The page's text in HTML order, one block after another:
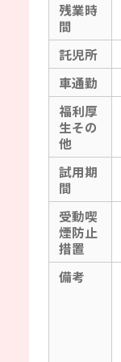
残業時
間
託児所
車通勤
福利厚
生その
他
試用期
間
受動喫
煙防止
措置
備考